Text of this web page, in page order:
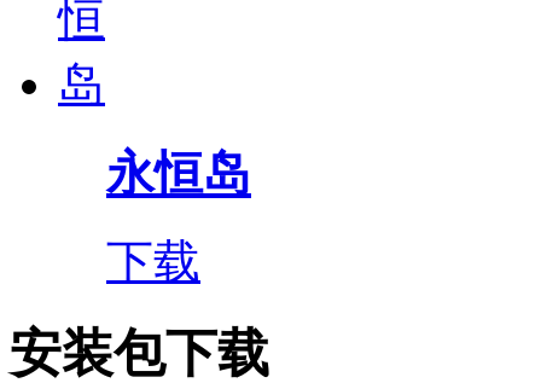
永恒岛
下载
安装包下载